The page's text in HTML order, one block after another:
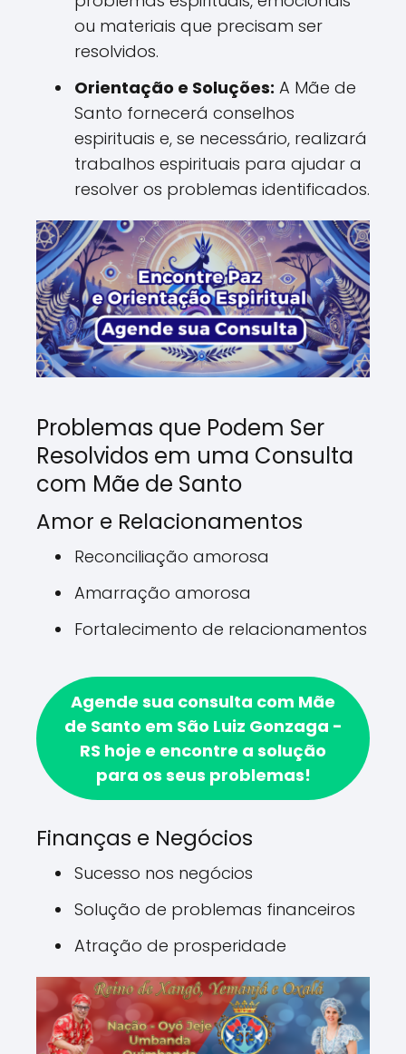
ou materiais que precisam ser
resolvidos.
Orientação e Soluções: A Mãe de
Santo fornecerá conselhos
espirituais e, se necessário, realizará
trabalhos espirituais para ajudar a
resolver os problemas identificados.
Problemas que Podem Ser
Resolvidos em uma Consulta
com Mãe de Santo
Amor e Relacionamentos
Reconciliação amorosa
Amarração amorosa
Fortalecimento de relacionamentos
Agende sua consulta com Mãe
de Santo em São Luiz Gonzaga -
RS hoje e encontre a solução
para os seus problemas!
Finanças e Negócios
Sucesso nos negócios
Solução de problemas financeiros
Atração de prosperidade